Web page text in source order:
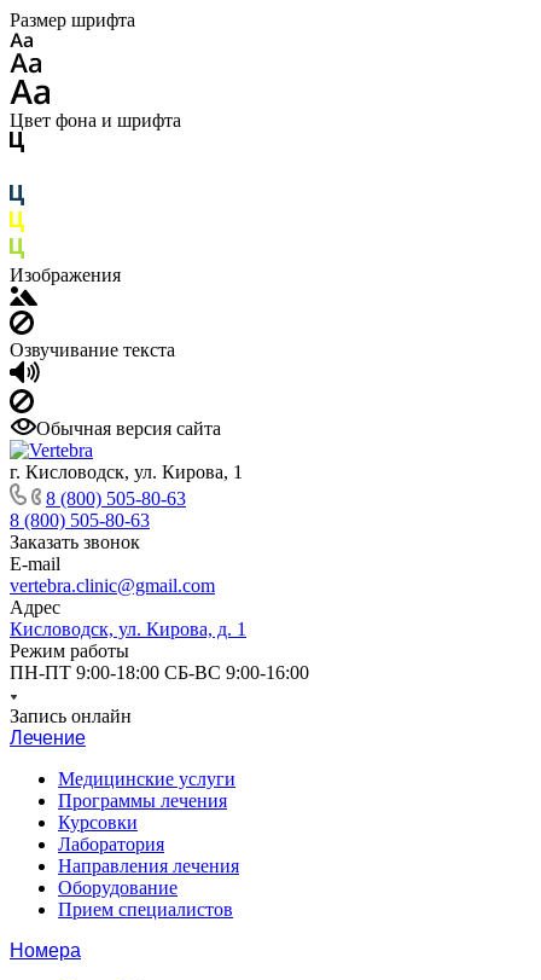
Размер шрифта
Цвет фона и шрифта
Изображения
Озвучивание текста
Обычная версия сайта
г. Кисловодск, ул. Кирова, 1
8 (800) 505-80-63
8 (800) 505-80-63
Заказать звонок
E-mail
vertebra.clinic@gmail.com
Адрес
Кисловодск, ул. Кирова, д. 1
Режим работы
ПН-ПТ 9:00-18:00 СБ-ВС 9:00-16:00
Запись онлайн
Лечение
Медицинские услуги
Программы лечения
Курсовки
Лаборатория
Направления лечения
Оборудование
Прием специалистов
Номера